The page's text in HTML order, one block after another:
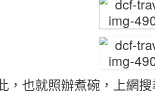
，也就照辦煮碗，上網